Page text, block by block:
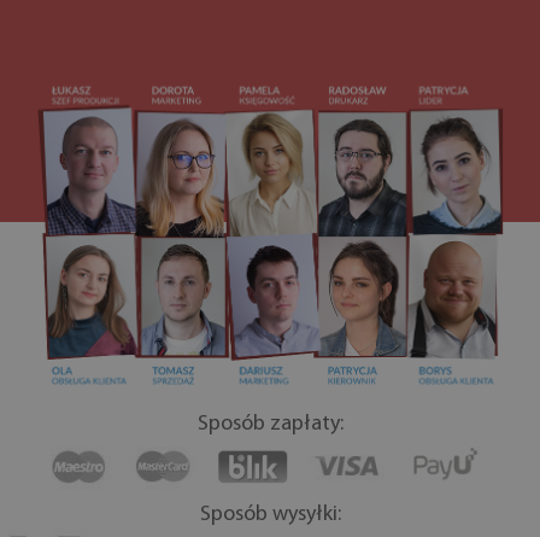
Sposób zapłaty:
Sposób wysyłki: